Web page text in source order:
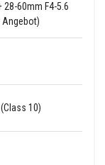
28-60mm F4-5.6
Angebot)
10)